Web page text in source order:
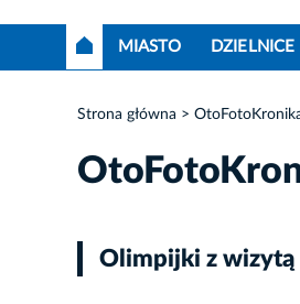
MIASTO DZIELNICE
Strona główna
Olimpijki z wizytą